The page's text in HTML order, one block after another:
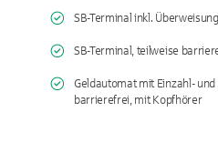
SB-Terminal inkl.
SB-Terminal, teilweise
Geldautomat mit Einzahl-
barrierefrei, mit Kopfhörer